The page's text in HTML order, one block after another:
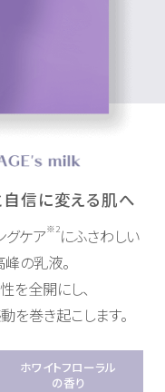
信に変える肌へ
グケア※2にふさわしい
の乳液。
を全開にし、
を巻き起こします。
ホワイトフローラル
の香り